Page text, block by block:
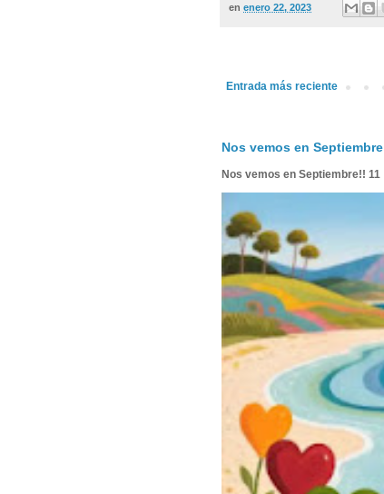
en enero 22, 2023
Entrada más reciente
Nos vemos en Septiembre
Nos vemos en Septiembre!! 11